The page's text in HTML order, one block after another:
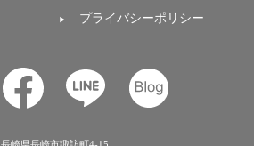
プライバシーポリシー